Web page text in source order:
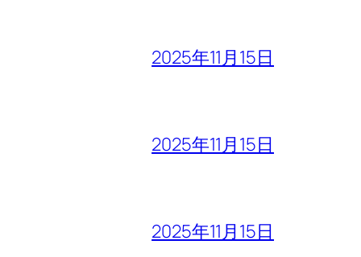
2025年11月15日
2025年11月15日
2025年11月15日